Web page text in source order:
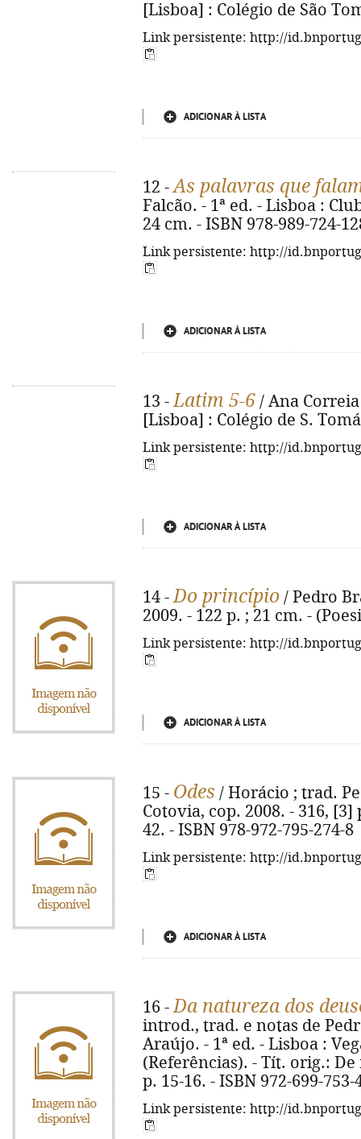
[Lisboa] : Colégio de São
Link persistente: http://
ADICIONAR À LISTA
12 -As palavras que
Falcão. - 1ª ed. - Lisboa :
24 cm. - ISBN 978-989-724-
Link persistente: http://
ADICIONAR À LISTA
13 -Latim 5-6 / Ana
[Lisboa] : Colégio de S.
Link persistente: http://
ADICIONAR À LISTA
14 -Do princípio / Pedro
2009. - 122 p. ; 21 cm. -
Link persistente: http://
ADICIONAR À LISTA
15 - Odes / Horácio ; trad.
Cotovia, cop. 2008. - 316,
42. - ISBN 978-972-795-274-8
Link persistente: http://
ADICIONAR À LISTA
16 -Da natureza dos
introd., trad. e notas de
Araújo. - 1ª ed. - Lisboa :
(Referências). - Tít. orig.:
p. 15-16. - ISBN 972-699-753-
Link persistente: http://